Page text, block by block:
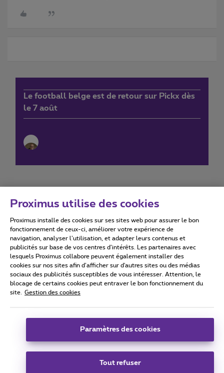
Le football belge est de retour sur Pickx dès
le 7 août
Conditions d'utilisation Accessibility statement
Tous droits réservés. © 2026
Conditions générales, info consommateur
Coordonnées de l’entreprise
Boulevard du Roi Albert II 27 - B-1030 Bruxelles.
Proximus utilise des cookies
Proximus installe des cookies sur ses sites web pour assurer le bon
fonctionnement de ceux-ci, améliorer votre expérience de
navigation, analyser l’utilisation, et adapter leurs contenus et
publicités sur base de vos centres d’intérêts. Les partenaires avec
lesquels Proximus collabore peuvent également installer des
cookies sur nos sites afin d’afficher sur d'autres sites ou des médias
sociaux des publicités susceptibles de vous intéresser. Attention, le
blocage de certains cookies peut entraver le bon fonctionnement du
site.
Gestion des cookies
Paramètres des cookies
Tout refuser